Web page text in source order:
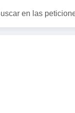
en las